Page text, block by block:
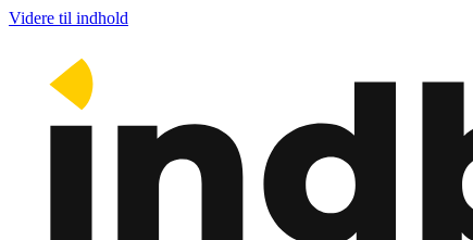
Videre til indhold